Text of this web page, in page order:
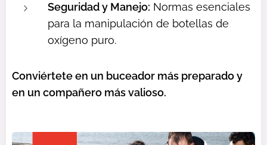
Seguridad y Manejo: Normas esenciales
para la manipulación de botellas de
oxígeno puro.
Conviértete en un buceador más preparado y
en un compañero más valioso.